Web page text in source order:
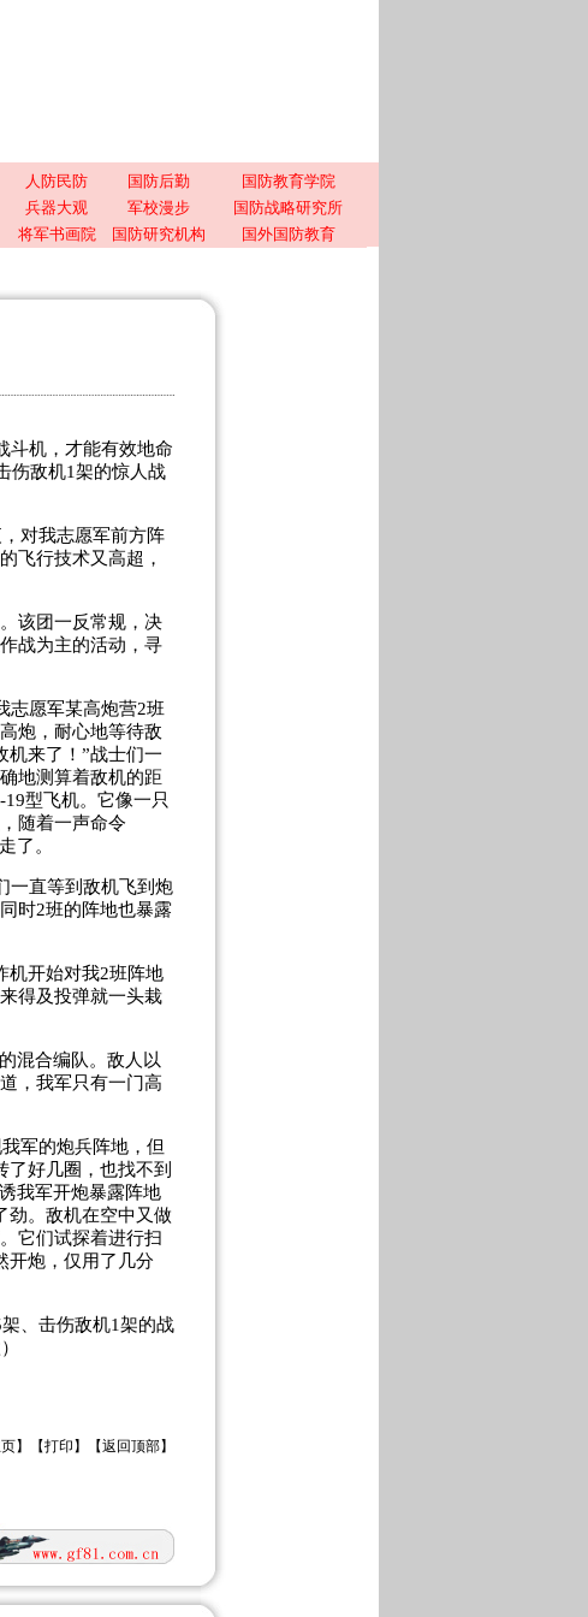
人防民防 国防后勤
国防教育学院
兵器大观 军校漫步
国防战略研究所
将军书画院 国防研究机构 国外国防教育
机，才能有效地命
伤敌机1架的惊人战
对我志愿军前方阵
飞行技术又高超，
该团一反常规，决
战为主的活动，寻
愿军某高炮营2班
炮，耐心地等待敌
机来了！”战士们一
地测算着敌机的距
型飞机。它像一只
随着一声命令
了。
直等到敌机飞到炮
时2班的阵地也暴露
开始对我2班阵地
得及投弹就一头栽
混合编队。敌人以
，我军只有一门高
军的炮兵阵地，但
好几圈，也找不到
我军开炮暴露阵地
劲。敌机在空中又做
它们试探着进行扫
开炮，仅用了几分
、击伤敌机1架的战
】【打印 】【返回顶部】